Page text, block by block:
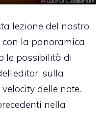
lezione del nostro
con la panoramica
le possibilità di
sulla
delle note.
nella